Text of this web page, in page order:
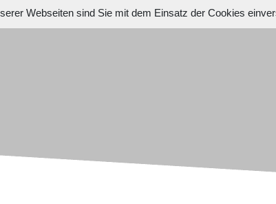
Webseiten sind Sie mit dem Einsatz der Cookies